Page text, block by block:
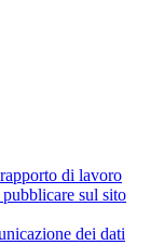
di lavoro
sul sito
dei dati